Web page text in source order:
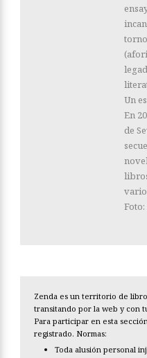
Un
En
de
Zenda es un territorio de
transitando por la web y con
Para participar en esta
registrado. Normas:
Toda alusión personal